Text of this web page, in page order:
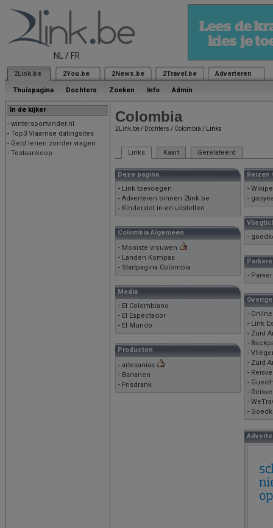
NL / FR
2Link.be 2You.be 2News.be 2Travel.be Adverteren
Thuispagina Dochters Zoeken Info Admin
In de kijker
- wintersportvinder.nl
- Top3 Vlaamse datingsites
- Geld lenen zonder vragen
- Testaankoop
Colombia
2Link.be/ Dochters / Colombia / Links
Links Kaart Gerelateerd
Deze pagina
- Link toevoegen
- Adverteren binnen 2link.be
- Kinderslot in-en uitstellen
Colombia Algemeen
- Mooiste vrouwen
- Landen Kompas
- Startpagina Colombia
Media
- El Colombiano
- El Espectador
- El Mundo
Producten
- artesanias
- Bananen
- Frisdrank
Reizen
-
-
-
-
Overige
-
- Link
- Zuid
-
-
- Zuid
-
-
-
-
-